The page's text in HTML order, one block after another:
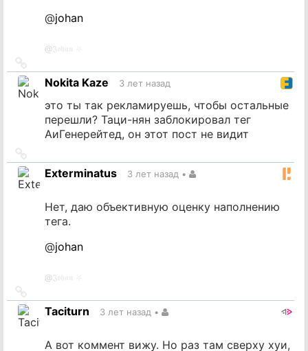
@johan
@
на
источник
Nokita Kaze 3 лет назад
это ты так рекламируешь, чтобы остальные
перешли? Таци-нян заблокировал тег
АиГенерейтед, он этот пост не видит
на
источник
Exterminatus 3 лет назад •
Нет, даю объективную оценку наполнению
тега.
@johan
@
на
источник
Taciturn 3 лет назад •
А вот коммент вижу. Но раз там сверху хуи,